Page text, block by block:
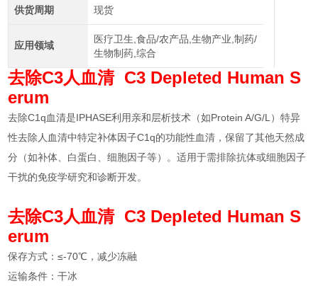
供货周期 现货
应用领域
医疗卫生,食品/农产品,生物产业,制药/
生物制药,综合
去除C3人血清 C3 Depleted Human S
erum
去除C1q血清是IPHASE利用亲和层析技术（如Protein A/G/L）特异
性去除人血清中特定补体因子C1q的功能性血清，保留了其他天然成
分（如补体、白蛋白、细胞因子等）。适用于需排除抗体或细胞因子
干扰的免疫学研究和诊断开发。
去除C3人血清 C3 Depleted Human S
erum
保存方式：≤-70℃，减少冻融
运输条件：干冰